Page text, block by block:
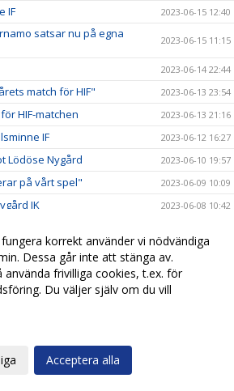
IF 2023-06-15 12:40
satsar nu på egna
2023-06-15 11:15
2023-06-14 22:44
match för HIF" 2023-06-13 23:54
HIF-matchen 2023-06-13 21:16
IF 2023-06-12 16:27
Lödöse Nygård 2023-06-10 19:57
på vårt spel" 2023-06-09 10:09
IK 2023-06-08 10:42
2023-06-08 10:10
motstånd 2023-06-07 22:32
2023-06-06 16:03
5-0
Dam A och Akademin!
korrekt använder vi nödvändiga
Dessa går inte att stänga av.
använda frivilliga cookies, t.ex. för
Du väljer själv om du vill
Acceptera alla